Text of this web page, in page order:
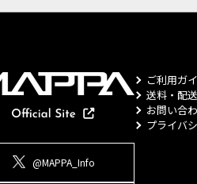
@MAPPA_Info
ご利用ガ
送料・配送
お問い合
プライバ